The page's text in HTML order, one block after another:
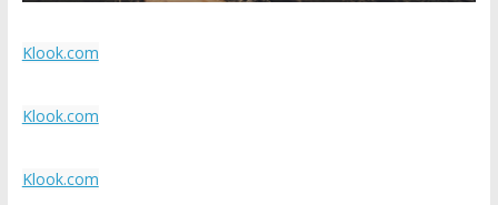
Klook.com
Klook.com
Klook.com